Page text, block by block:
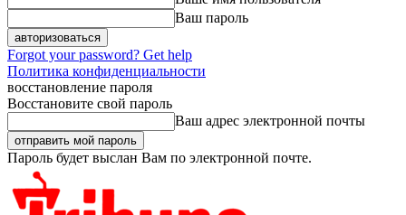
Ваш пароль
Forgot your password? Get help
Политика конфиденциальности
восстановление пароля
Восстановите свой пароль
Ваш адрес электронной почты
Пароль будет выслан Вам по электронной почте.